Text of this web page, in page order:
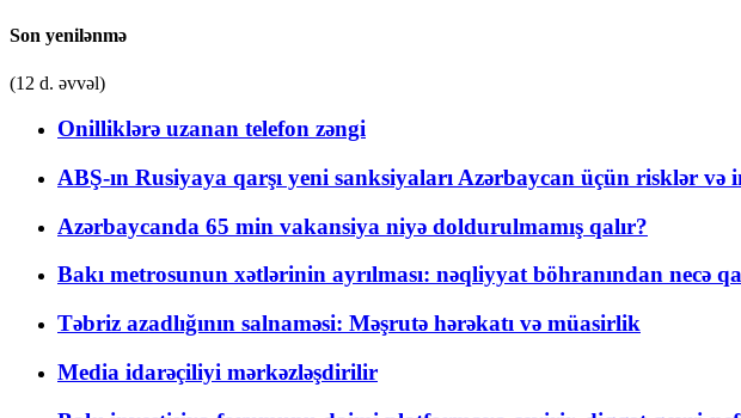
Son yenilənmə
(12 d. əvvəl)
Onilliklərə uzanan telefon zəngi
ABŞ-ın Rusiyaya qarşı yeni sanksiyaları Azərbaycan üçün risklər
Azərbaycanda 65 min vakansiya niyə doldurulmamış qalır?
Bakı metrosunun xətlərinin ayrılması: nəqliyyat böhranından necə
Təbriz azadlığının salnaməsi: Məşrutə hərəkatı və müasirlik
Media idarəçiliyi mərkəzləşdirilir